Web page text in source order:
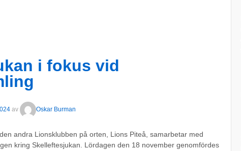
i fokus vid
av Oskar Burman
andra Lionsklubben på orten, Lions Piteå, samarbetar med
kring Skelleftesjukan. Lördagen den 18 november genomfördes